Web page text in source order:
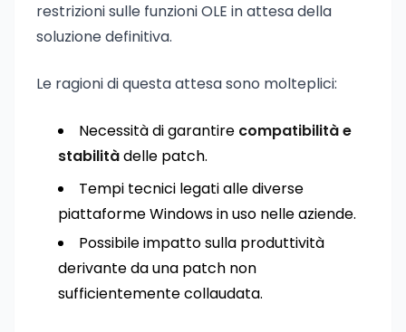
restrizioni sulle funzioni OLE in attesa della
soluzione definitiva.
Le ragioni di questa attesa sono molteplici:
Necessità di garantire compatibilità e
stabilitàdelle patch.
Tempi tecnici legati alle diverse
piattaforme Windows in uso nelle aziende.
Possibile impatto sulla produttività
derivante da una patch non
sufficientemente collaudata.